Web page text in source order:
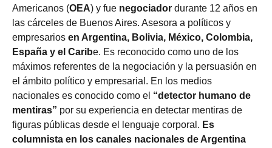
Americanos (OEA) y fue negociador durante 12 años en
las cárceles de Buenos Aires. Asesora a políticos y
empresarios en Argentina, Bolivia, México, Colombia,
España y el Caribe. Es reconocido como uno de los
máximos referentes de la negociación y la persuasión en
el ámbito político y empresarial. En los medios
nacionales es conocido como el “detector humano de
mentiras” por su experiencia en detectar mentiras de
figuras públicas desde el lenguaje corporal. Es
columnista en los canales nacionales de Argentina